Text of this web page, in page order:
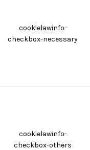
cookielawinfo-
checkbox-necessary
cookielawinfo-
checkbox-others